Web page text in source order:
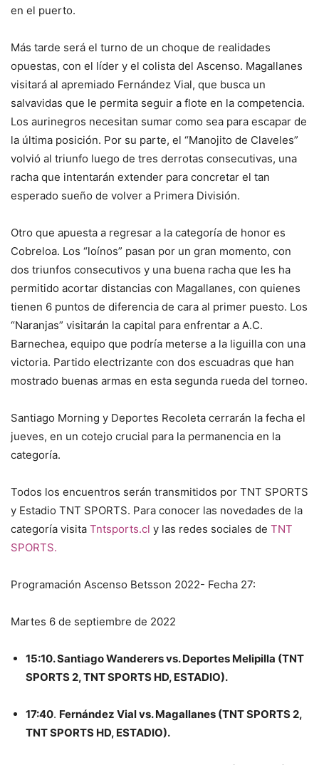
en el puerto.
Más tarde será el turno de un choque de realidades
opuestas, con el líder y el colista del Ascenso. Magallanes
visitará al apremiado Fernández Vial, que busca un
salvavidas que le permita seguir a flote en la competencia.
Los aurinegros necesitan sumar como sea para escapar de
la última posición. Por su parte, el “Manojito de Claveles”
volvió al triunfo luego de tres derrotas consecutivas, una
racha que intentarán extender para concretar el tan
esperado sueño de volver a Primera División.
Otro que apuesta a regresar a la categoría de honor es
Cobreloa. Los “loínos” pasan por un gran momento, con
dos triunfos consecutivos y una buena racha que les ha
permitido acortar distancias con Magallanes, con quienes
tienen 6 puntos de diferencia de cara al primer puesto. Los
“Naranjas” visitarán la capital para enfrentar a A.C.
Barnechea, equipo que podría meterse a la liguilla con una
victoria. Partido electrizante con dos escuadras que han
mostrado buenas armas en esta segunda rueda del torneo.
Santiago Morning y Deportes Recoleta cerrarán la fecha el
jueves, en un cotejo crucial para la permanencia en la
categoría.
Todos los encuentros serán transmitidos por TNT SPORTS
y Estadio TNT SPORTS. Para conocer las novedades de la
categoría visita Tntsports.cl y las redes sociales de TNT
SPORTS.
Programación Ascenso Betsson 2022- Fecha 27:
Martes 6 de septiembre de 2022
15:10. Santiago Wanderers vs. Deportes Melipilla (TNT
SPORTS 2, TNT SPORTS HD, ESTADIO).
17:40. Fernández Vial vs. Magallanes (TNT SPORTS 2,
TNT SPORTS HD, ESTADIO).